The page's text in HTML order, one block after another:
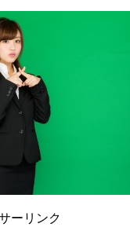
ーリンク